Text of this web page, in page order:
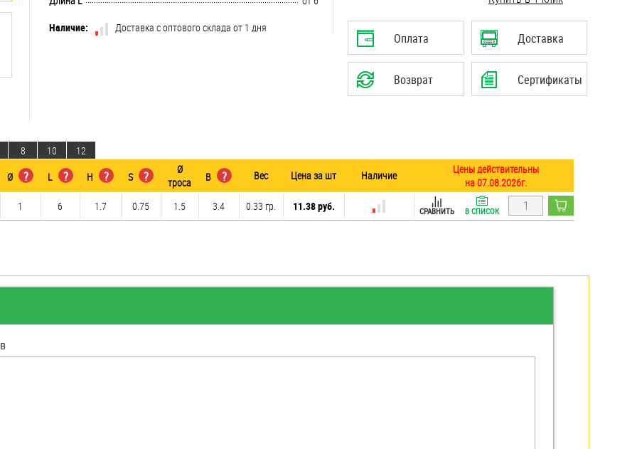
Наличие:
Доставка с оптового склада от 1 дня
Оплата Доставка
Возврат Сертификаты
8 10
12
Ø ? L ? H ? S ?
Ø
троса
B ? Вес Цена за шт Наличие
Цены действительны
на 07.08.2026г.
1 6 1.7 0.75 1.5 3.4 0.33 гр. 11.38 руб. СРАВНИТЬ В СПИСОК